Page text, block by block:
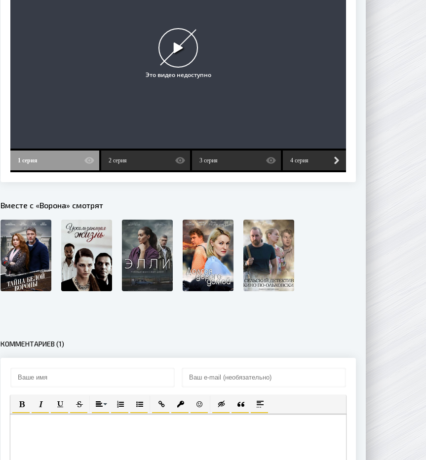
1 серия 2 серия 3 серия 4 серия
Вместе с «Ворона» смотрят
КОММЕНТАРИЕВ (1)
ПОЛУЖИРНЫЙ
КУРСИВПОДЧЕРКНУТЫЙ
ЗАЧЕРКНУТЫЙВЫРАВНИВАНИЕ
НУМЕРОВАННЫЙ СПИСОК
МАРКИРОВАННЫЙ СПИСОК
ВСТАВИТЬ ССЫЛКУ
ВСТАВИТЬ ЗАЩИЩЕННУЮ ССЫЛКУ
ВСТАВИТЬ СМАЙЛИК
ВСТАВКА СКРЫТОГО ТЕКСТА
ВСТАВКА ЦИТАТЫ
ВСТАВКА СПОЙЛЕРА